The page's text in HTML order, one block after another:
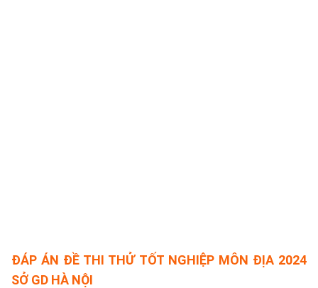
ĐÁP ÁN ĐỀ THI THỬ TỐT NGHIỆP MÔN ĐỊA 2024
SỞ GD HÀ NỘI